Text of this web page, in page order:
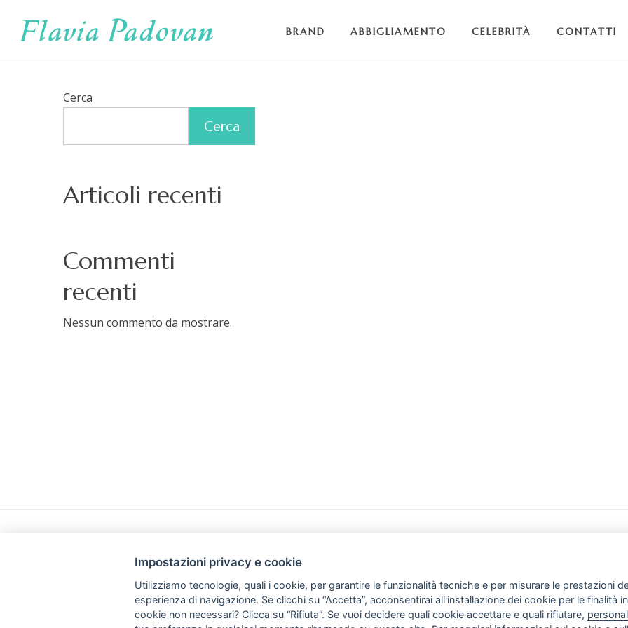
BRAND ABBIGLIAMENTO CELEBRITÀ CONTATTI
Cerca
Cerca
Articoli recenti
Commenti
recenti
Nessun commento da mostrare.
Iscriviti alla newsletter
Termini e condizioni
Pagamenti
Privacy e Cookie policy
Via delle Carrozze 81 –
Tel. +39 066 793946
Impostazioni privacy e cookie
Utilizziamo tecnologie, quali i cookie, per garantire le funzionalità tecniche e per misurare le prestazioni
esperienza di navigazione. Se clicchi su “Accetta”, acconsentirai all'installazione dei cookie per le finalità
cookie non necessari? Clicca su “Rifiuta”. Se vuoi decidere quali cookie accettare e quali rifiutare,